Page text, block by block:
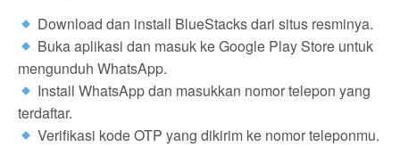
Download dan install BlueStacks dari situs resminya.
Buka aplikasi dan masuk ke Google Play Store untuk
mengunduh WhatsApp.
Install WhatsApp dan masukkan nomor telepon yang
terdaftar.
Verifikasi kode OTP yang dikirim ke nomor teleponmu.